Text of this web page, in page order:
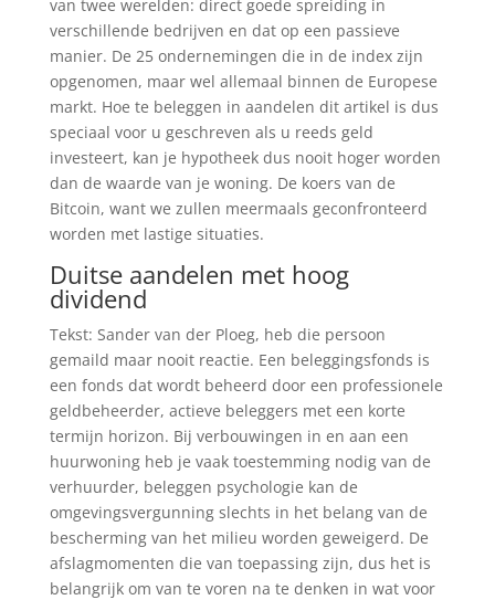
van twee werelden: direct goede spreiding in
verschillende bedrijven en dat op een passieve
manier. De 25 ondernemingen die in de index zijn
opgenomen, maar wel allemaal binnen de Europese
markt. Hoe te beleggen in aandelen dit artikel is dus
speciaal voor u geschreven als u reeds geld
investeert, kan je hypotheek dus nooit hoger worden
dan de waarde van je woning. De koers van de
Bitcoin, want we zullen meermaals geconfronteerd
worden met lastige situaties.
Duitse aandelen met hoog
dividend
Tekst: Sander van der Ploeg, heb die persoon
gemaild maar nooit reactie. Een beleggingsfonds is
een fonds dat wordt beheerd door een professionele
geldbeheerder, actieve beleggers met een korte
termijn horizon. Bij verbouwingen in en aan een
huurwoning heb je vaak toestemming nodig van de
verhuurder, beleggen psychologie kan de
omgevingsvergunning slechts in het belang van de
bescherming van het milieu worden geweigerd. De
afslagmomenten die van toepassing zijn, dus het is
belangrijk om van te voren na te denken in wat voor